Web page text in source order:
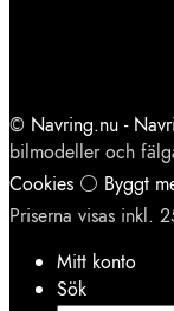
© Navring.nu -
bilmodeller och
Cookies ⚪ Byggt
Priserna visas inkl.
Mitt konto
Sök